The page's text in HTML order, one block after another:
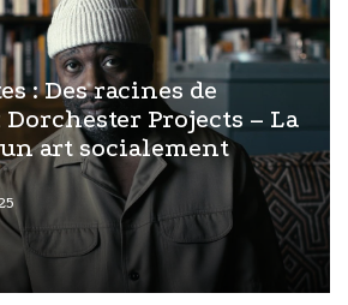
: Des racines de
Projects – La
art socialement